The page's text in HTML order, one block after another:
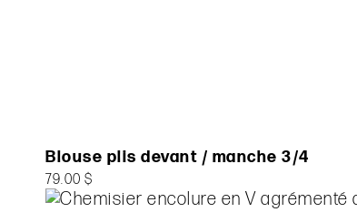
Blouse plis devant / manche 3/4
79.00 $